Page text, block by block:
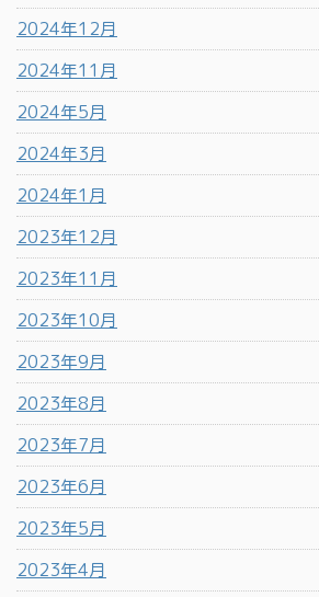
2024年12月
2024年11月
2024年5月
2024年3月
2024年1月
2023年12月
2023年11月
2023年10月
2023年9月
2023年8月
2023年7月
2023年6月
2023年5月
2023年4月